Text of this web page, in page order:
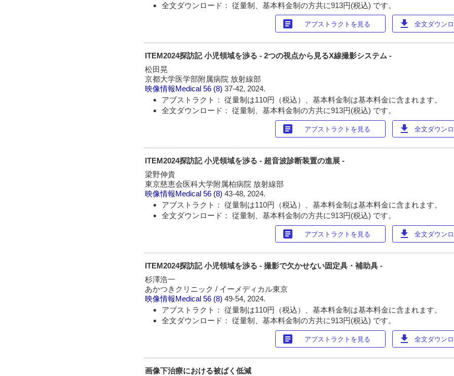
全文ダウンロード： 従量制、基本料金制の方共に913円(税込) です。
article アブストラクトを見る download 全文ダウン
ITEM2024探訪記 小児領域を渉る - 2つの視点から見るX線撮影システム -
松田晃
京都大学医学部附属病院 放射線部
映像情報Medical 56 (8)37-42, 2024.
アブストラクト： 従量制は110円（税込）、基本料金制は基本料金に含まれます。
全文ダウンロード： 従量制、基本料金制の方共に913円(税込) です。
article アブストラクトを見る download 全文ダウン
ITEM2024探訪記 小児領域を渉る - 超音波診断装置の進展 -
梁野伸貴
東京慈恵会医科大学附属柏病院 放射線部
映像情報Medical 56 (8)43-48, 2024.
アブストラクト： 従量制は110円（税込）、基本料金制は基本料金に含まれます。
全文ダウンロード： 従量制、基本料金制の方共に913円(税込) です。
article アブストラクトを見る download 全文ダウン
ITEM2024探訪記 小児領域を渉る - 撮影で欠かせない固定具・補助具 -
杉澤浩一
あかつきクリニック / イーメディカル東京
映像情報Medical 56 (8)49-54, 2024.
アブストラクト： 従量制は110円（税込）、基本料金制は基本料金に含まれます。
全文ダウンロード： 従量制、基本料金制の方共に913円(税込) です。
article アブストラクトを見る download 全文ダウン
画像下治療における被ばく低減